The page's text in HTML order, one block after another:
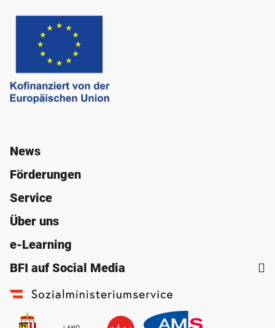
News
Förderungen
Service
Über uns
e-Learning
BFI auf Social Media